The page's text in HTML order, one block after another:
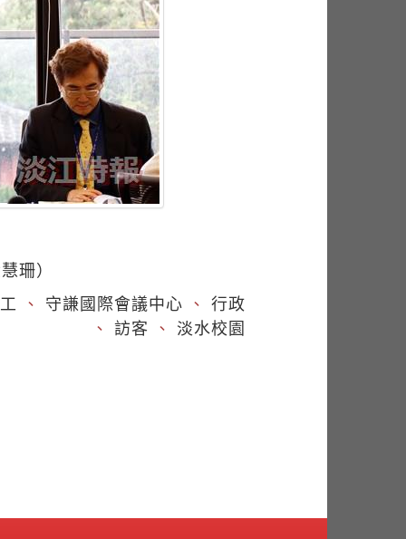
珊）
、 守謙國際會議中心 、 行政
、 訪客 、 淡水校園